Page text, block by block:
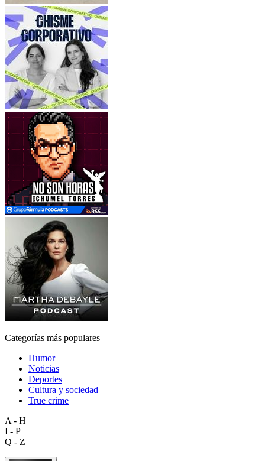
Categorías más populares
Humor
Noticias
Deportes
Cultura y sociedad
True crime
A - H
I - P
Q - Z